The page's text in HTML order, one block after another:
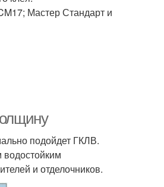
Мастер Стандарт и
подойдет ГКЛВ.
водостойким
и отделочников.